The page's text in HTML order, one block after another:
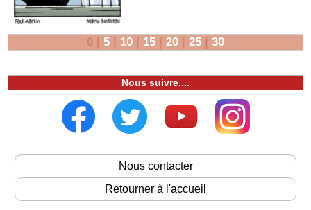
0 | 5 | 10 | 15 | 20 | 25 | 30
Nous suivre....
Nous contacter
Retourner à l'accueil